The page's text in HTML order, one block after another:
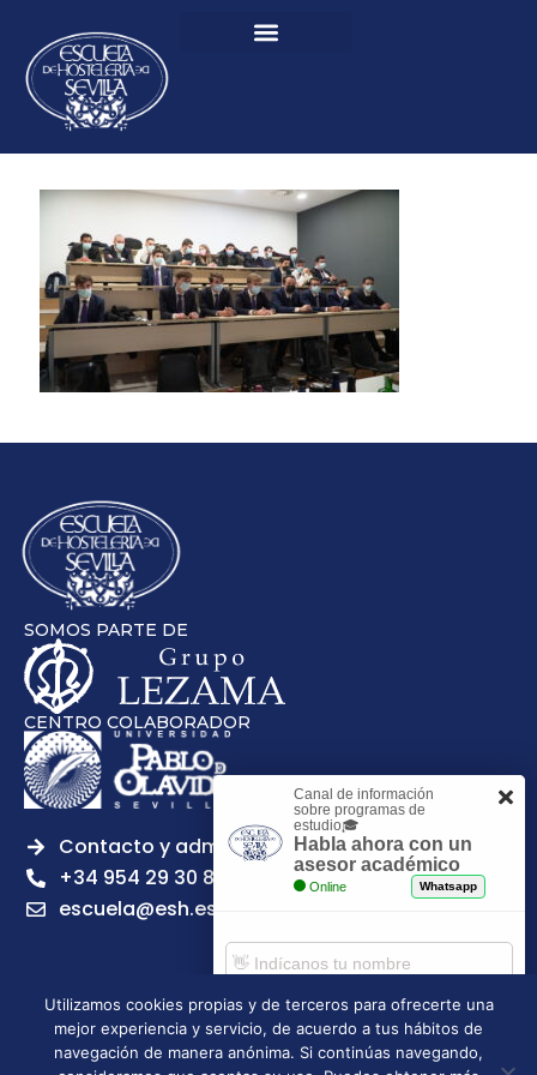
SOMOS PARTE DE
CENTRO COLABORADOR
Contacto y admisiones
+34 954 29 30 81
escuela@esh.es
Aviso legal Política de Privacidad
Política de Cookies
Utilizamos cookies propias y de terceros para ofrecerte una
mejor experiencia y servicio, de acuerdo a tus hábitos de
navegación de manera anónima. Si continúas navegando,
Canal de información
sobre programas de
estudio🎓
Habla ahora con un
asesor académico
Online Whatsapp
Comenzar chat